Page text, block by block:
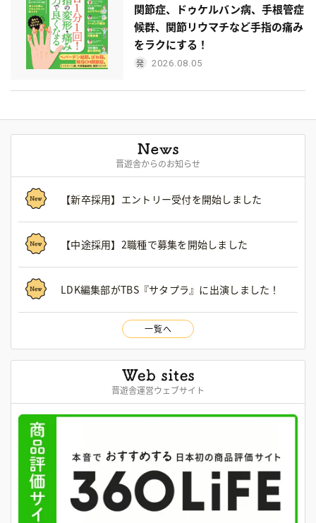
関節症、ドゥケルバン病、手根管症
候群、関節リウマチなど手指の痛み
をラクにする！
2026.08.05
晋遊舎からのお知らせ
【新卒採用】エントリー受付を開始しました
【中途採用】2職種で募集を開始しました
LDK編集部がTBS『サタプラ』に出演しました！
一覧へ
晋遊舎運営ウェブサイト